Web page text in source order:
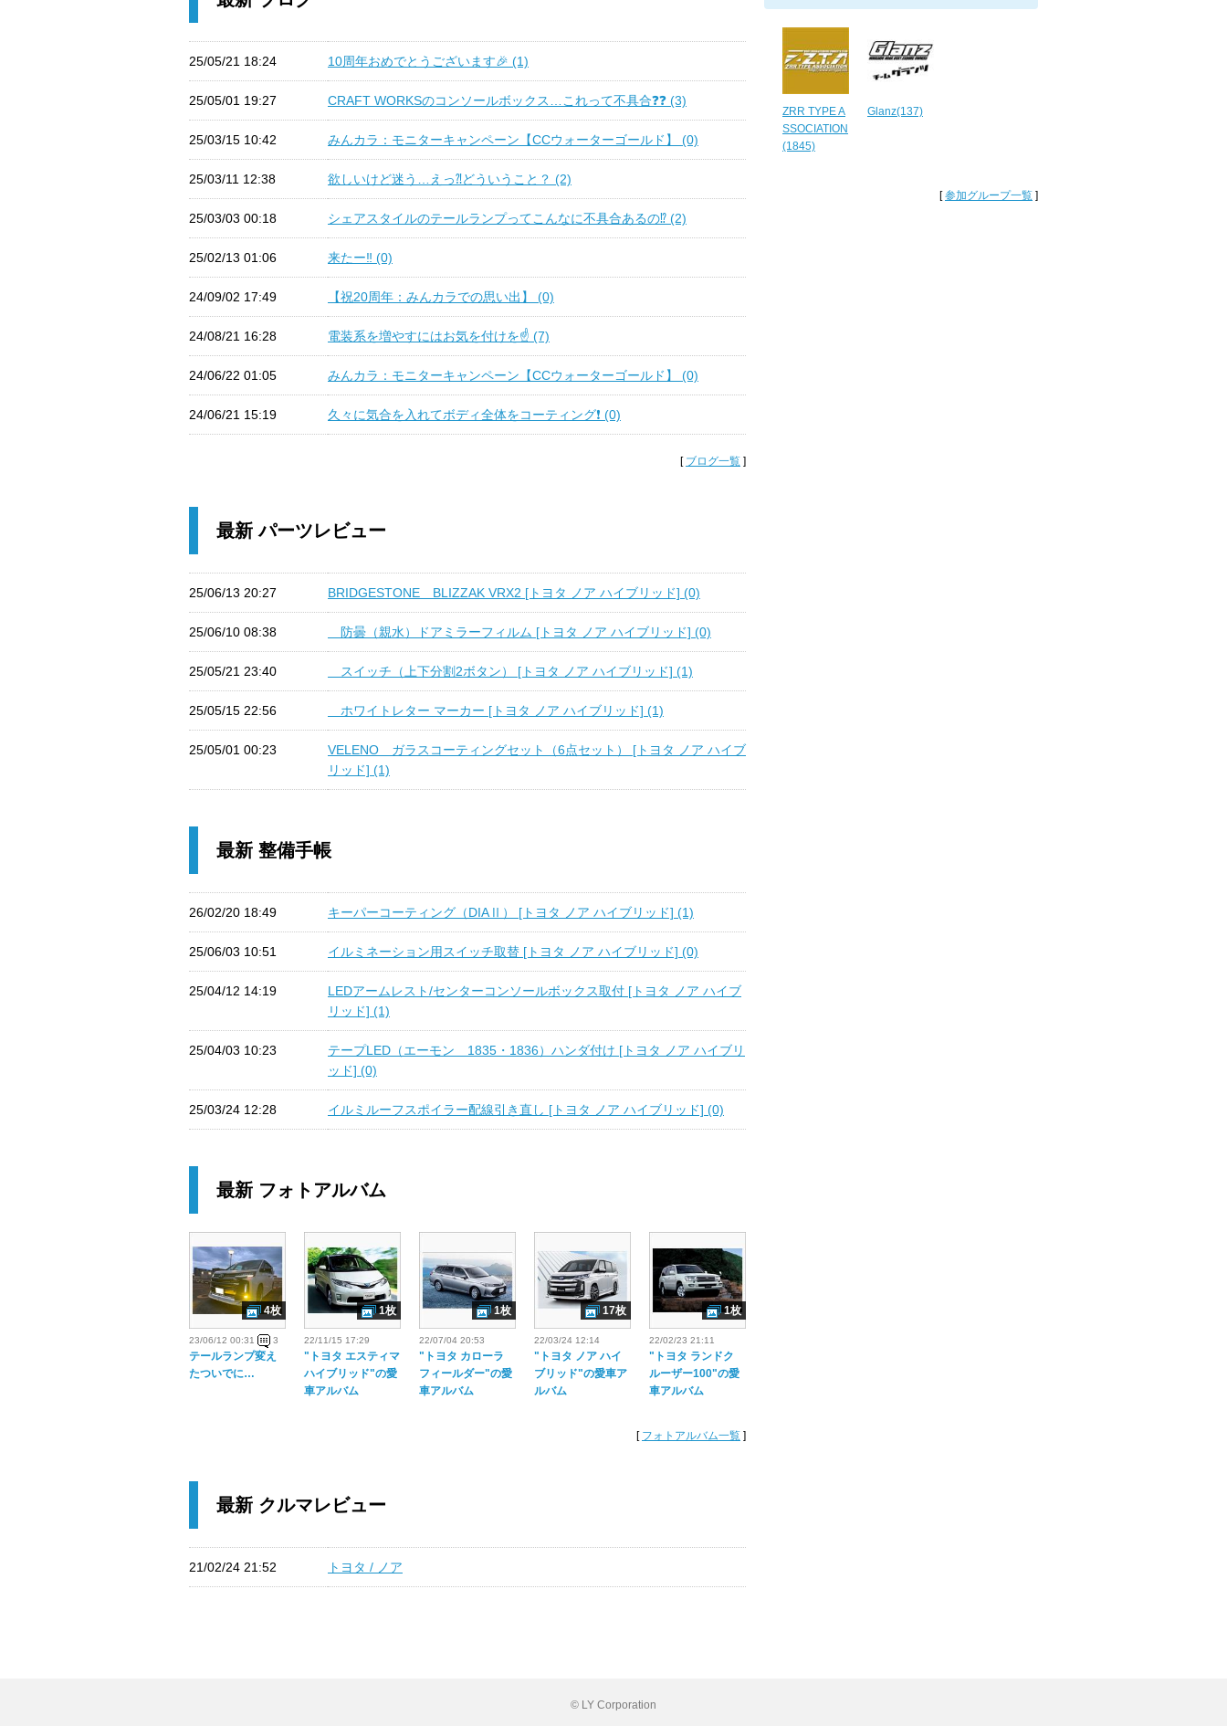
ZRR TYPE A
SSOCIATION
(1845)
Glanz(137)
[参加グループ一覧 ]
25/05/21 18:24 10周年おめでとうございます🎉 (1)
25/05/01 19:27 CRAFT WORKSのコンソールボックス…これって不具合❓❓ (3)
25/03/15 10:42 みんカラ：モニターキャンペーン【CCウォーターゴールド】 (0)
25/03/11 12:38 欲しいけど迷う…えっ⁈どういうこと？ (2)
25/03/03 00:18 シェアスタイルのテールランプってこんなに不具合あるの⁉️ (2)
25/02/13 01:06 来たー‼️ (0)
24/09/02 17:49 【祝20周年：みんカラでの思い出】 (0)
24/08/21 16:28 電装系を増やすにはお気を付けを☝️ (7)
24/06/22 01:05 みんカラ：モニターキャンペーン【CCウォーターゴールド】 (0)
24/06/21 15:19 久々に気合を入れてボディ全体をコーティング❗️ (0)
[ ブログ一覧 ]
最新 パーツレビュー
25/06/13 20:27 BRIDGESTONE BLIZZAK VRX2 [トヨタ ノア ハイブリッド] (0)
25/06/10 08:38 防曇（親水）ドアミラーフィルム [トヨタ ノア ハイブリッド] (0)
25/05/21 23:40 スイッチ（上下分割2ボタン） [トヨタ ノア ハイブリッド] (1)
25/05/15 22:56 ホワイトレター マーカー [トヨタ ノア ハイブリッド] (1)
25/05/01 00:23
VELENO ガラスコーティングセット（6点セット） [トヨタ ノア ハイブ
リッド] (1)
最新 整備手帳
26/02/20 18:49 キーパーコーティング（DIAⅡ） [トヨタ ノア ハイブリッド] (1)
25/06/03 10:51 イルミネーション用スイッチ取替 [トヨタ ノア ハイブリッド] (0)
25/04/12 14:19
LEDアームレスト/センターコンソールボックス取付 [トヨタ ノア ハイブ
リッド] (1)
25/04/03 10:23
テープLED（エーモン 1835・1836）ハンダ付け [トヨタ ノア ハイブリ
ッド] (0)
25/03/24 12:28 イルミルーフスポイラー配線引き直し [トヨタ ノア ハイブリッド] (0)
最新 フォトアルバム
23/06/12 00:31 3
テールランプ変え
たついでに…
4枚
22/11/15 17:29
"トヨタ エスティマ
ハイブリッド"の愛
車アルバム
1枚
22/07/04 20:53
"トヨタ カローラ
フィールダー"の愛
車アルバム
1枚
22/03/24 12:14
"トヨタ ノア ハイ
ブリッド"の愛車ア
ルバム
17枚
22/02/23 21:11
"トヨタ ランドク
ルーザー100"の愛
車アルバム
1枚
[ フォトアルバム一覧 ]
最新 クルマレビュー
21/02/24 21:52 トヨタ / ノア
© LY Corporation